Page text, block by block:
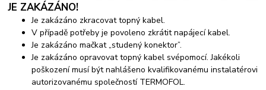
JE ZAKÁZÁNO!
Je zakázáno zkracovat topný kabel.
V případě potřeby je povoleno zkrátit napájecí kabel.
Je zakázáno mačkat „studený konektor”.
Je zakázáno opravovat topný kabel svépomocí. Jakékoli
poškození musí být nahlášeno kvalifikovanému instalatérovi
autorizovanému společností TERMOFOL.